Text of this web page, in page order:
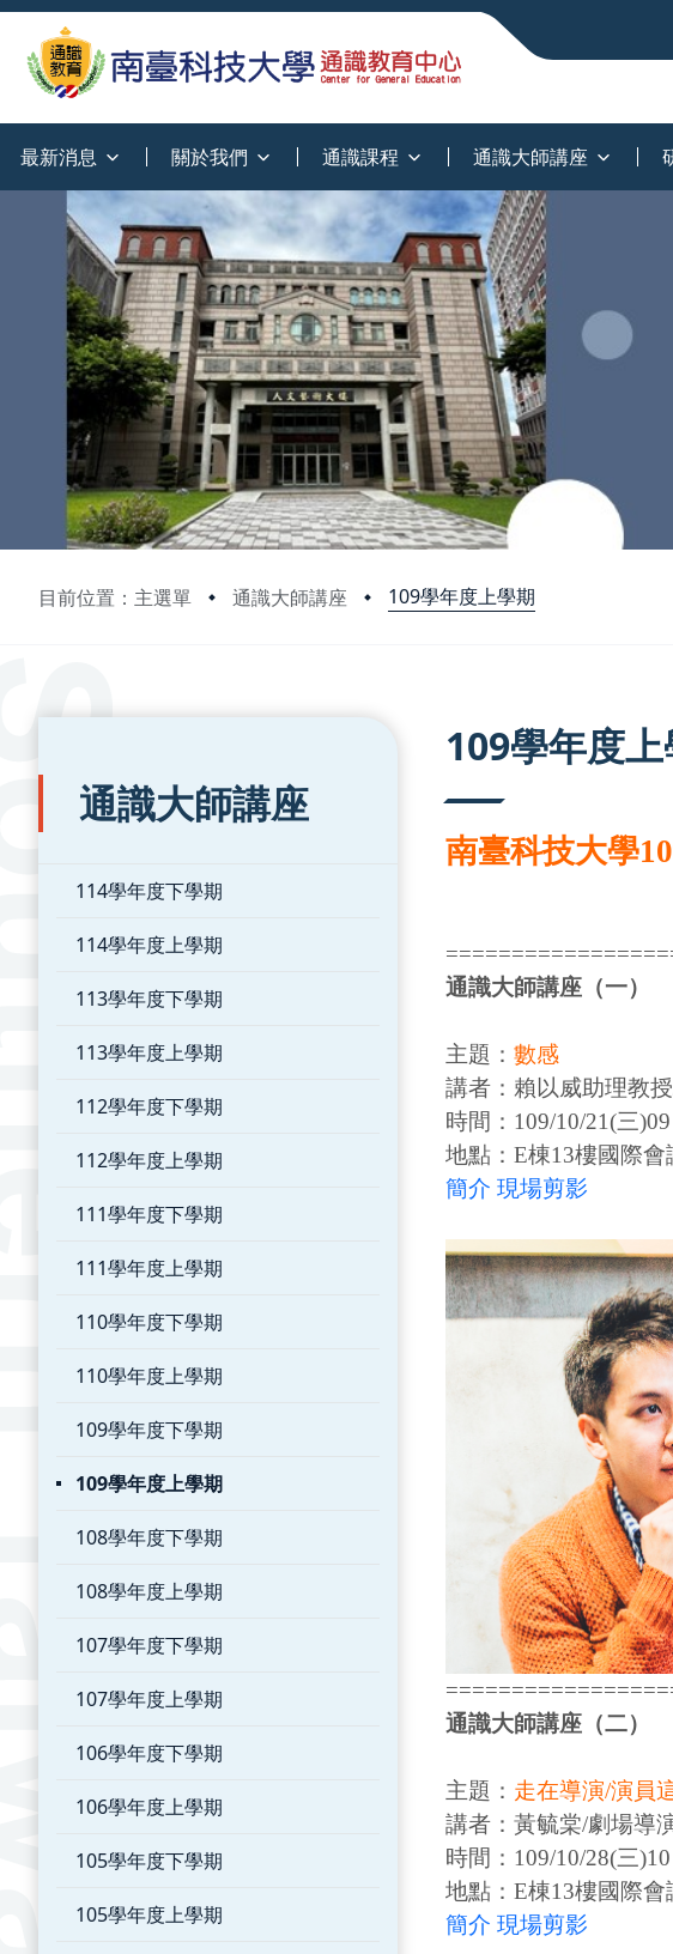
最新消息 關於我們 通識課程 通識大師講座
目前位置：主選單 通識大師講座 109學年度上學期
:::
通識大師講座
114學年度下學期
114學年度上學期
113學年度下學期
113學年度上學期
112學年度下學期
112學年度上學期
111學年度下學期
111學年度上學期
110學年度下學期
110學年度上學期
109學年度下學期
109學年度上學期
108學年度下學期
108學年度上學期
107學年度下學期
107學年度上學期
106學年度下學期
106學年度上學期
105學年度下學期
105學年度上學期
109學年度
南臺科技大學
通識大師講座（一）
主題： 數感
講者：賴以威助理教
時間：109/10/21(三
地點：E棟13樓國際會
簡介 現場剪影
通識大師講座（二）
主題： 走在導演/演員
講者：黃毓棠/劇場導
時間：109/10/28(三
地點：E棟13樓國際會
簡介 現場剪影